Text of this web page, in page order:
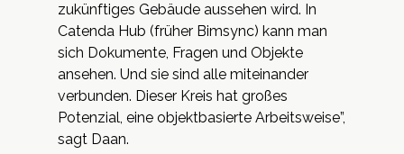
zukünftiges Gebäude aussehen wird. In
Catenda Hub (früher Bimsync) kann man
sich Dokumente, Fragen und Objekte
ansehen. Und sie sind alle miteinander
verbunden. Dieser Kreis hat großes
Potenzial, eine objektbasierte Arbeitsweise”,
sagt Daan.